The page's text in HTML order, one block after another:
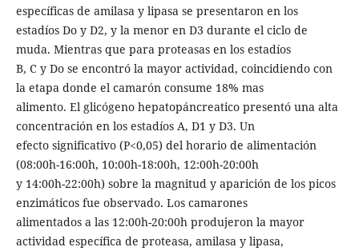
específicas de amilasa y lipasa se presentaron en los
estadíos Do y D2, y la menor en D3 durante el ciclo de
muda. Mientras que para proteasas en los estadíos
B, C y Do se encontró la mayor actividad, coincidiendo con
la etapa donde el camarón consume 18% mas
alimento. El glicógeno hepatopáncreatico presentó una alta
concentración en los estadíos A, D1 y D3. Un
efecto significativo (P<0,05) del horario de alimentación
(08:00h-16:00h, 10:00h-18:00h, 12:00h-20:00h
y 14:00h-22:00h) sobre la magnitud y aparición de los picos
enzimáticos fue observado. Los camarones
alimentados a las 12:00h-20:00h produjeron la mayor
actividad específica de proteasa, amilasa y lipasa,